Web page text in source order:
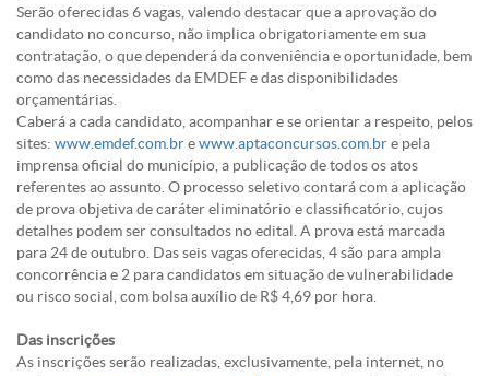
Serão oferecidas 6 vagas, valendo destacar que a aprovação do
candidato no concurso, não implica obrigatoriamente em sua
contratação, o que dependerá da conveniência e oportunidade, bem
como das necessidades da EMDEF e das disponibilidades
orçamentárias.
Caberá a cada candidato, acompanhar e se orientar a respeito, pelos
sites: www.emdef.com.brewww.aptaconcursos.com.bre pela
imprensa oficial do município, a publicação de todos os atos
referentes ao assunto. O processo seletivo contará com a aplicação
de prova objetiva de caráter eliminatório e classificatório, cujos
detalhes podem ser consultados no edital. A prova está marcada
para 24 de outubro . Das seis vagas oferecidas, 4 são para ampla
concorrência e 2 para candidatos em situação de vulnerabilidade
ou risco social, com bolsa auxílio de R$ 4,69 por hora.
Das inscrições
As inscrições serão realizadas, exclusivamente, pela internet, no